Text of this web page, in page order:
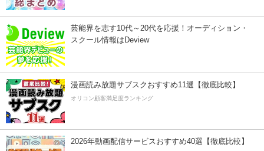
芸能界を志す10代～20代を応援！オーディション・
スクール情報はDeview
漫画読み放題サブスクおすすめ11選【徹底比較】
オリコン顧客満足度ランキング
2026年動画配信サービスおすすめ40選【徹底比較】